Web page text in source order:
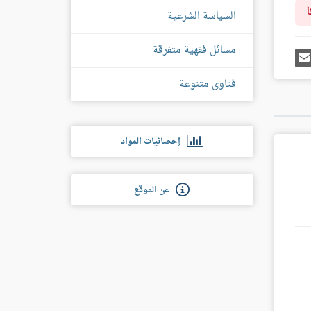
إرسل
إيميل
السياسة الشرعية
مسائل فقهية متفرقة
فتاوى متنوعة
إحصائيات المواد
عن الموقع